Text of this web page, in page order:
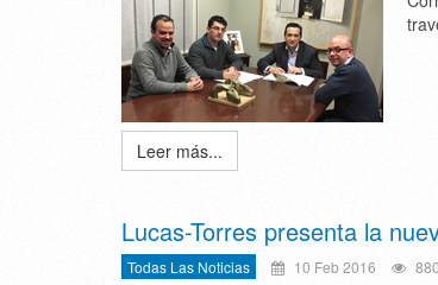
Leer más...
Lucas-Torres presenta la
Todas Las Noticias 10 Feb 2016